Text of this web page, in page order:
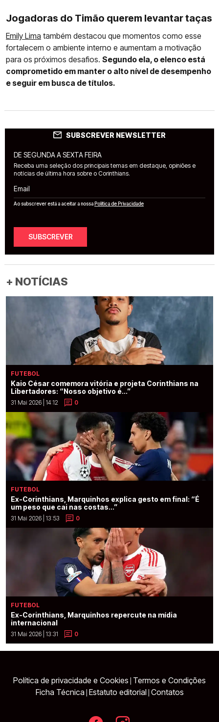
Jogadoras do Timão querem levantar taças
Emily Lima também destacou que momentos como esse
fortalecem o ambiente interno e aumentam a motivação
para os próximos desafios. Segundo ela, o elenco está
comprometido em manter o alto nível de desempenho
e seguir em busca de títulos.
SUBSCREVER NEWSLETTER
DE SEGUNDA A SEXTA FEIRA
Receba uma seleção dos principais temas em destaque, opiniões e
notícias de última hora sobre o Corinthians.
Email
Ao subscrever está a aceitar a nossaPolítica de Privacidade
SUBSCREVER
+ NOTÍCIAS
FUTEBOL
Kaio César comemora vitória e projeta Corinthians na
Libertadores: “Nosso objetivo é...”
31 Mai 2026 | 14:12 0
FUTEBOL
Ex-Corinthians, Marquinhos explica gesto em final: “É
um peso que cai nas costas...”
31 Mai 2026 | 13:53 0
FUTEBOL
Ex-Corinthians, Marquinhos repercute na mídia
internacional
31 Mai 2026 | 13:31 0
Política de privacidade e Cookies Termos e Condições
Ficha Técnica Estatuto editorial Contatos